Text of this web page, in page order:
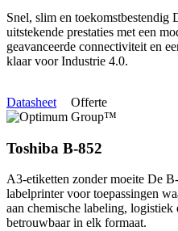
Snel, slim en toekomstbestendig
uitstekende prestaties met een
geavanceerde connectiviteit en
klaar voor Industrie 4.0.
Datasheet Offerte
Toshiba B-852
A3-etiketten zonder moeite De
labelprinter voor toepassingen
aan chemische labeling,
betrouwbaar in elk formaat.